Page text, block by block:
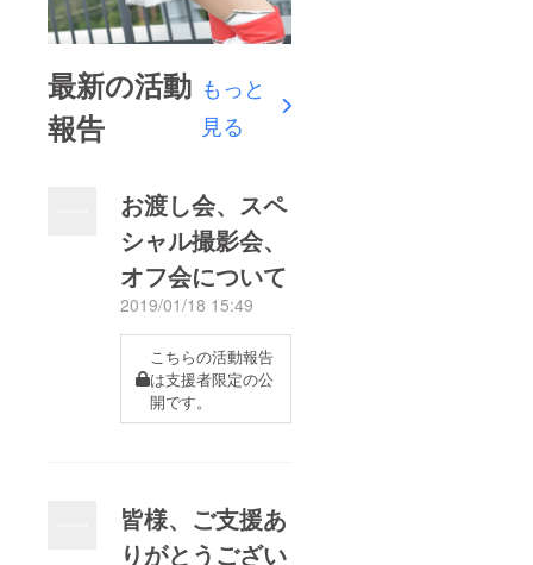
最新の活動
報告
もっと
見る
お渡し会、スペ
シャル撮影会、
オフ会について
2019/01/18 15:49
こちらの活動報告
は支援者限定の公
開です。
皆様、ご支援あ
りがとうござい